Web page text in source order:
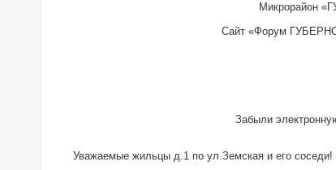
Микрорайон
Сайт «Форум
Забыли
Уважаемые жильцы д.1 по ул.Земская и его